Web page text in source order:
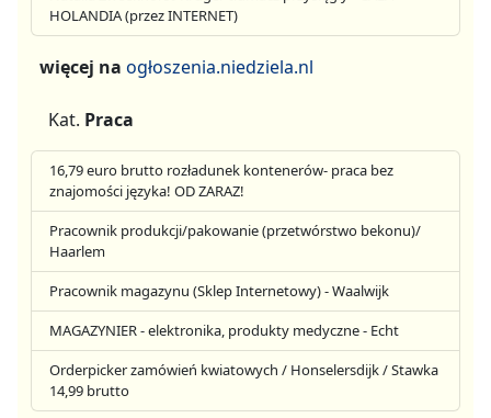
HOLANDIA (przez INTERNET)
więcej na ogłoszenia.niedziela.nl
Kat. Praca
16,79 euro brutto rozładunek kontenerów- praca bez
znajomości języka! OD ZARAZ!
Pracownik produkcji/pakowanie (przetwórstwo bekonu)/
Haarlem
Pracownik magazynu (Sklep Internetowy) - Waalwijk
MAGAZYNIER - elektronika, produkty medyczne - Echt
Orderpicker zamówień kwiatowych / Honselersdijk / Stawka
14,99 brutto